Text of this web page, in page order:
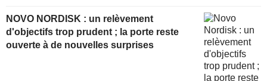
NOVO NORDISK : un relèvement
d'objectifs trop prudent ; la porte reste
ouverte à de nouvelles surprises